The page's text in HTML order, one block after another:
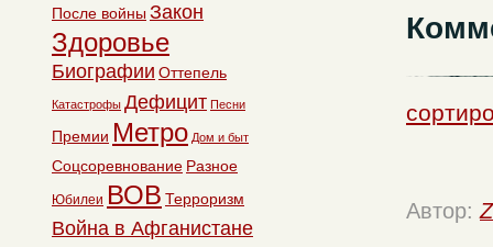
Автор:
После войны Закон
Здоровье
Биографии Оттепель
Катастрофы Дефицит Песни
Премии Метро Дом и быт
Соцсоревнование Разное
Юбилеи ВОВ Терроризм
Война в Афганистане